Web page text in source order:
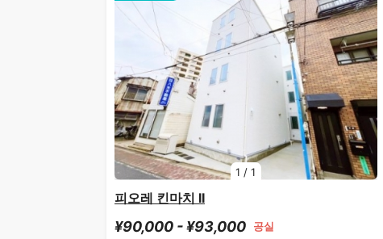
1 /1
피오레 킨마치 II
¥90,000 - ¥93,000 공실